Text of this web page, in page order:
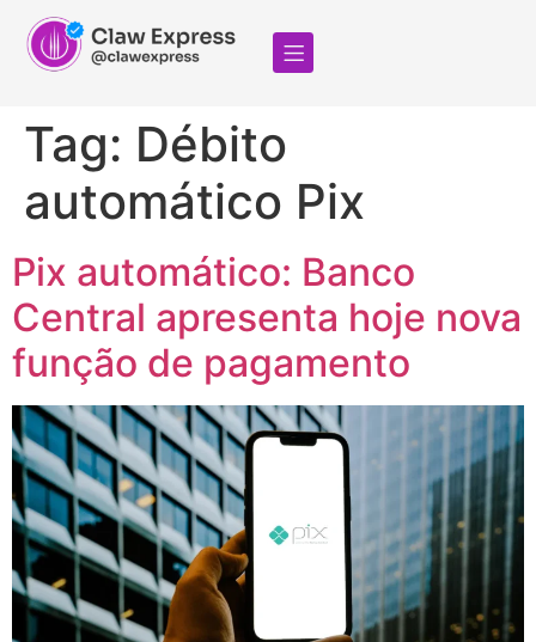
Tag: Débito
automático Pix
Pix automático: Banco
Central apresenta hoje nova
função de pagamento